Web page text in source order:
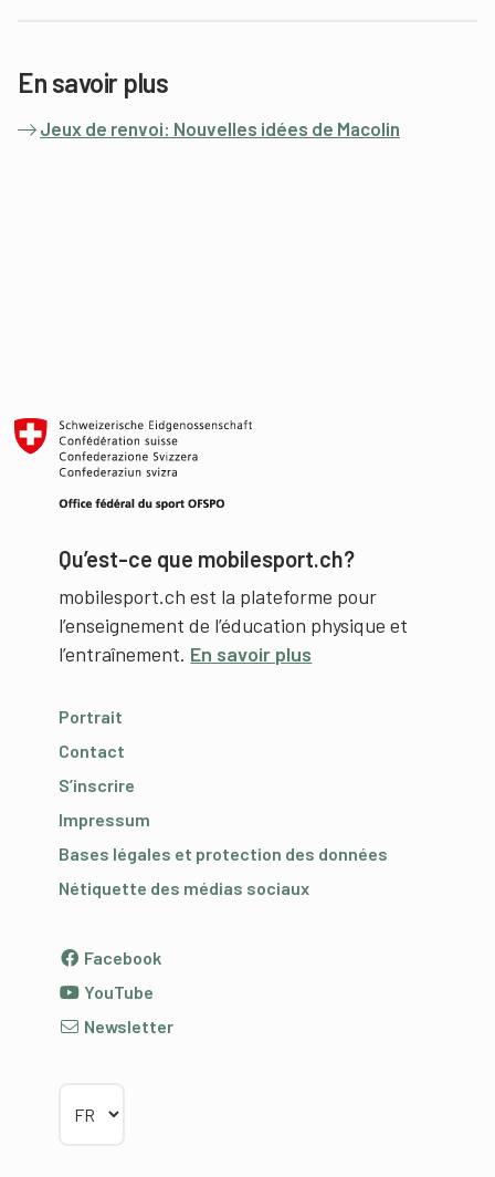
En savoir plus
Jeux de renvoi: Nouvelles idées de Macolin
Qu’est-ce que mobilesport.ch?
mobilesport.ch est la plateforme pour
l’enseignement de l’éducation physique et
l’entraînement. En savoir plus
Portrait
Contact
S’inscrire
Impressum
Bases légales et protection des données
Nétiquette des médias sociaux
Facebook
YouTube
Newsletter